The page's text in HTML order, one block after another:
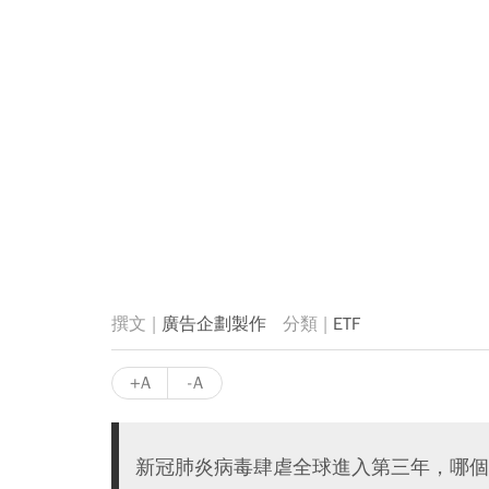
廣告企劃製作 ETF
+A -A
新冠肺炎病毒肆虐全球進入第三年，哪